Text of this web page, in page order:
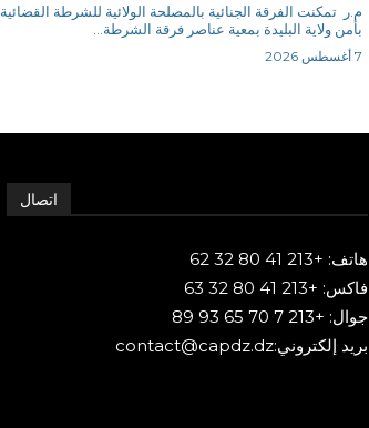
م.ر تمكنت الفرقة الجنائية بالمصلحة الولائية للشرطة القضائية
بأمن ولاية البليدة بمعية عناصر فرقة الشرطة...
7 أغسطس 2026
اتصال
هاتف: +213 41 80 32 62
فاكس: +213 41 80 32 63
جوال: +213 7 70 65 93 89
بريد إلكتروني:contact@capdz.dz